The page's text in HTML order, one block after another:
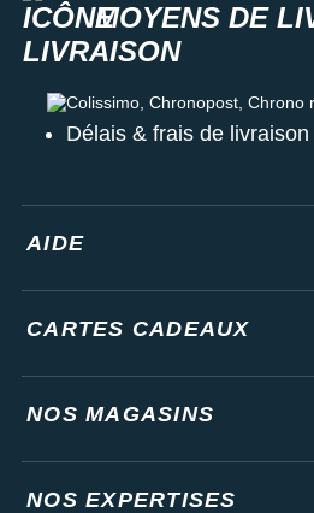
MOYENS DE
Colissimo, Chronopost, Chrono
Délais & frais de livraison
AIDE
CARTES CADEAUX
NOS MAGASINS
NOS EXPERTISES